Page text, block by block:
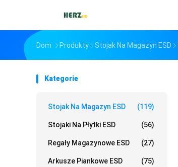
Dom Produkty Stojak Na Magazyn ESD
Kategorie
Stojak Na Magazyn ESD (119)
Stojaki Na Płytki ESD (56)
Regały Magazynowe ESD (27)
Arkusze Piankowe ESD (75)